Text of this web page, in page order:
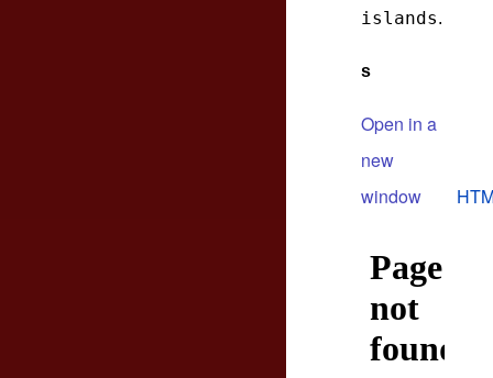
islands.
s
Open in a
new
window